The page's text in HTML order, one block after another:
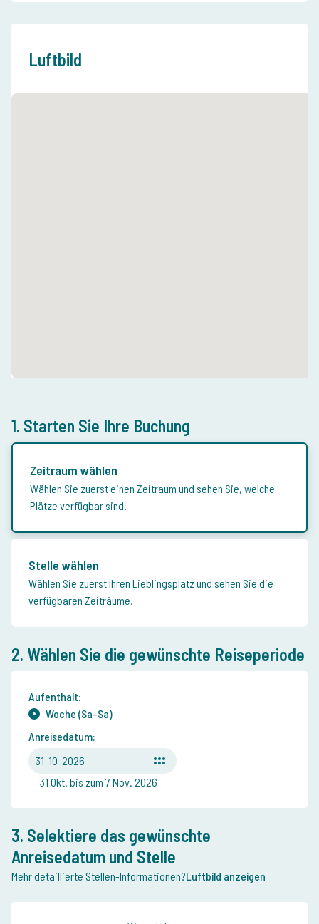
Luftbild
1. Starten Sie Ihre Buchung
Zeitraum wählen
Wählen Sie zuerst einen Zeitraum und sehen Sie, welche
Plätze verfügbar sind.
Stelle wählen
Wählen Sie zuerst Ihren Lieblingsplatz und sehen Sie die
verfügbaren Zeiträume.
2. Wählen Sie die gewünschte Reiseperiode
Aufenthalt:
Woche (Sa-Sa)
Anreisedatum:
31-10-2026
31 Okt. bis zum 7 Nov. 2026
3. Selektiere das gewünschte
Anreisedatum und Stelle
Mehr detaillierte Stellen-Informationen?Luftbild anzeigen